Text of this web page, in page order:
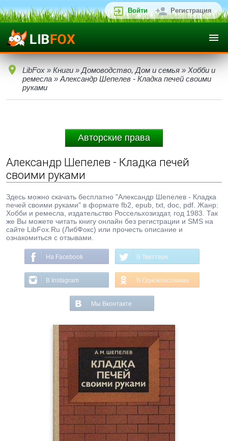
Войти Регистрация
LibFox » Книги » Домоводство, Дом и семья » Хобби и
ремесла » Александр Шепелев - Кладка печей своими
руками
Авторские права
Александр Шепелев - Кладка печей
своими руками
Здесь можно скачать бесплатно "Александр Шепелев - Кладка
печей своими руками" в формате fb2, epub, txt, doc, pdf. Жанр:
Хобби и ремесла, издательство Россельхозиздат, год 1983. Так
же Вы можете читать книгу онлайн без регистрации и SMS на
сайте LibFox.Ru (ЛибФокс) или прочесть описание и
ознакомиться с отзывами.
На Facebook В Твиттере
В Instagram В Одноклассниках
Мы Вконтакте